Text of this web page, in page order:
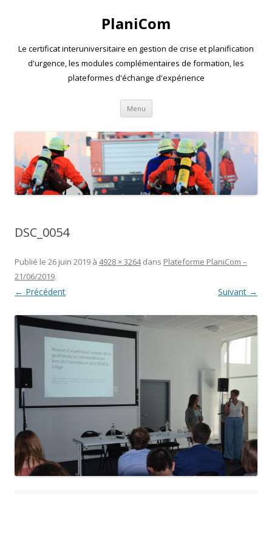
PlaniCom
Le certificat interuniversitaire en gestion de crise et planification
d'urgence, les modules complémentaires de formation, les
plateformes d'échange d'expérience
Menu Aller
contenu
DSC_0054
Publié le 26 juin 2019 à 4928 × 3264dans Plateforme PlaniCom –
21/06/2019.
← Précédent Suivant →